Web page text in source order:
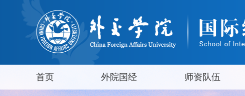
首页 外院国经 师资队伍